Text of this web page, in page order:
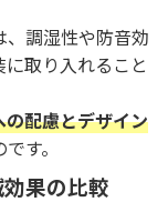
調湿性や防音効
取り入れること
配慮とデザイン
です。
果の比較